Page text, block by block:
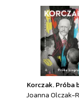
Korczak. Próba
Joanna Olczak-